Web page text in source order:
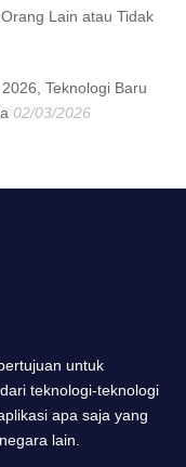
Lain atau Tidak
Teknologi Baru
02/03/2026
untuk
teknologi-teknologi
apa saja yang
lain.